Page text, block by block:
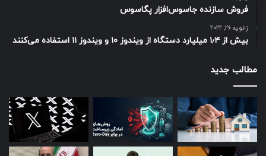
فروش سازنده جاسوس‌افزار پگاسوس
ژانویه 26, 2022
بیش از ۱٫۴ میلیارد دستگاه از ویندوز ۱۰ و ویندوز ۱۱ استفاده می‌کنند
مطالب جدید